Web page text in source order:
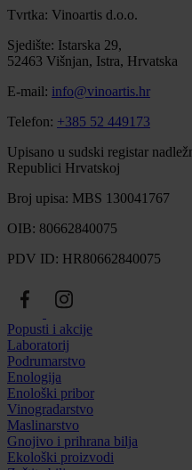
Tvrtka: Vinoartis d.o.o.
Sjedište: Istarska 29,
52463 Višnjan, Istra, Hrvatska
E-mail: info@vinoartis.hr
Telefon: +385 52 449173
Upisano u sudski registar
Republici Hrvatskoj
Broj upisa: MBS 130041767
OIB: 80662840075
PDV ID: HR80662840075
Popusti i akcije
Laboratorij
Podrumarstvo
Enologija
Enološki pribor
Vinogradarstvo
Maslinarstvo
Gnojivo i prihrana bilja
Ekološki proizvodi